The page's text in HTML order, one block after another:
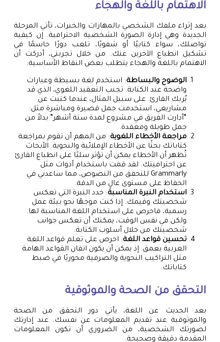
الاهتمام باللغة والهجاء
بعد إثراء ملفك الشخصي بالمهارات والخبرات، تأتي المرحلة
الجديدة وهي إدارة الصورة الشخصية الاحترافية. إن كيفية
تواصلك، سواء كتابيًا أو شفويًا، تلعب دورًا حاسمًا في
تشكيل انطباع الآخرين عنك. من خلال تجربتي، أدركت أن
الاهتمام باللغة والهجاء يتطلب بعض النقاط الأساسية:
الوضوح والبساطة: استخدم لغة بسيطة وعبارات
واضحة عند الكتابة. تجنب التعقيد اللغوي، الذي قد
يُربك القارئ. على سبيل المثال، عندما كتبت عن
مشاريعي، استخدمت جمل قصيرة ومباشرة مثل:
“أدارت الفريق في مشروع لمدة ستة أشهر” بدلاً من
جمل طويلة ومعقدة.
مراجعة الأخطاء اللغوية: من المهم أن تقوم بمراجعة
كتاباتك بحثًا عن الأخطاء الإملائية والنحوية. الأبحاث
تُظهر أن الأخطاء يمكن أن تؤثر سلبًا على انطباع القارئ
عن احترافيتك. لقد قمت باستخدام أدوات مثل
Grammarly للتحقق من النصوص، مما ساعدني في
الحفاظ على مستوى عالٍ من الدقة.
استخدام النبرة المناسبة: حدد النبرة التي تعكس
شخصيتك وقيمك. إذا كنت موجهًا نحو بيئة عمل
رسمية، فاحرص على استخدام اللغة المناسبة لها.
ولكن في نفس الوقت، يمكنك أن تعكس جوانب
شخصيتك من خلال أسلوب الكتابة.
تحسين قواعد اللغة: احرص على تعلم قواعد اللغة
العربية بعمق. إذ يمكن أن يكون اتقان القواعد الهامة
مثل التراكيب النحوية والصرفية محوريًا في ضبط
كتاباتك.
التحقق من الصحة والموثوقية
بعد الحديث عن اللغة، يأتي دور التحقق من الصحة
والموثوقية عند تقديم المعلومات عن نفسك. عند إدارتك
لصورتك الشخصية، من الضروري أن تكون المعلومات
المقدمة دقيقة وصحيحة.